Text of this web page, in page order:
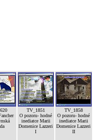
TV_1851
O pozoru- hodné
inediatce Marii
Domenice Lazzeri
I
TV_1858
O pozoru- hodné
inediatce Marii
Domenice Lazzeri
II